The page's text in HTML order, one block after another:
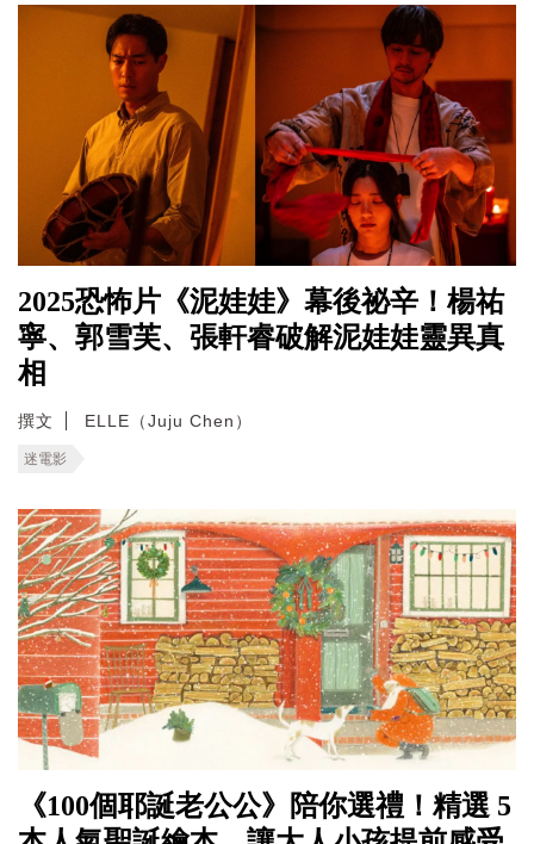
2025恐怖片《泥娃娃》幕後祕辛！楊祐
寧、郭雪芙、張軒睿破解泥娃娃靈異真
相
撰文 ELLE（Juju Chen）
迷電影
《100個耶誕老公公》陪你選禮！精選 5